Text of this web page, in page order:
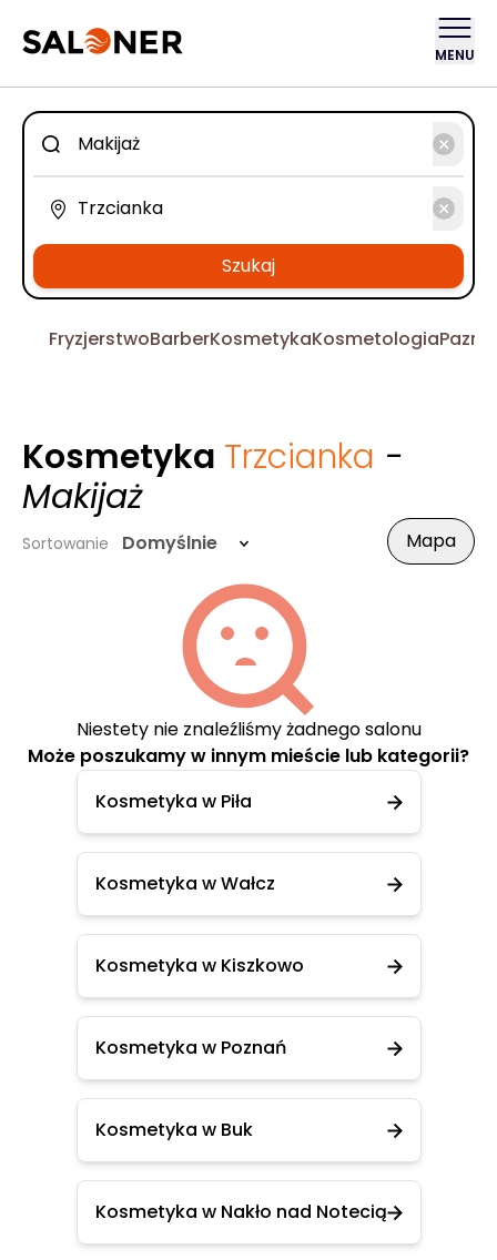
MENU
Szukaj
FryzjerstwoBarberKosmetykaKosmetologia
Kosmetyka Trzcianka -
Makijaż
Sortowanie Domyślnie Mapa
Niestety nie znaleźliśmy żadnego salonu
Może poszukamy w innym mieście lub kategorii?
Kosmetyka w Piła
Kosmetyka w Wałcz
Kosmetyka w Kiszkowo
Kosmetyka w Poznań
Kosmetyka w Buk
Kosmetyka w Nakło nad Notecią